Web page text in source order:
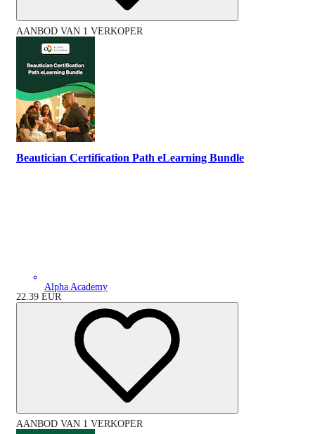
AANBOD VAN 1 VERKOPER
Beautician Certification Path eLearning Bundle
Alpha Academy
22.39 EUR
AANBOD VAN 1 VERKOPER